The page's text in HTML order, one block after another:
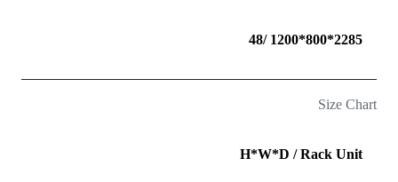
2285*800*1200 /48
Size Chart
H*W*D / Rack Unit